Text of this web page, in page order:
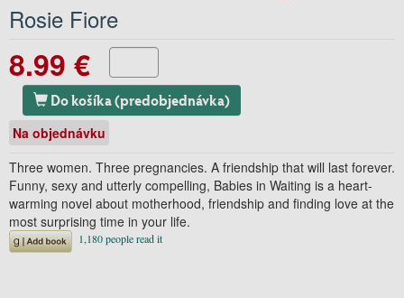
Rosie Fiore
8.99 €
Do košíka (predobjednávka)
Na objednávku
Three women. Three pregnancies. A friendship that will last forever.
Funny, sexy and utterly compelling, Babies in Waiting is a heart-
warming novel about motherhood, friendship and finding love at the
most surprising time in your life.